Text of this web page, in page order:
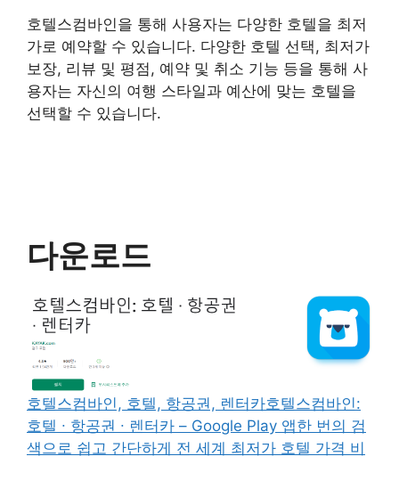
호텔스컴바인을 통해 사용자는 다양한 호텔을 최저
가로 예약할 수 있습니다. 다양한 호텔 선택, 최저가
보장, 리뷰 및 평점, 예약 및 취소 기능 등을 통해 사
용자는 자신의 여행 스타일과 예산에 맞는 호텔을
선택할 수 있습니다.
다운로드
호텔스컴바인, 호텔, 항공권, 렌터카호텔스컴바인:
호텔 ∙ 항공권 ∙ 렌터카 – Google Play 앱한 번의 검
색으로 쉽고 간단하게 전 세계 최저가 호텔 가격 비